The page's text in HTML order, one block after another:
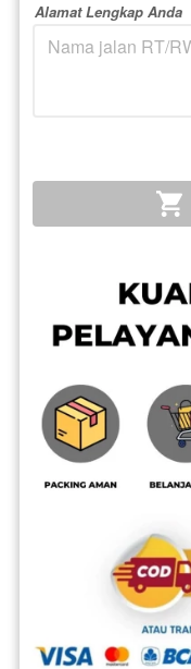
Alamat Lengkap Anda
`